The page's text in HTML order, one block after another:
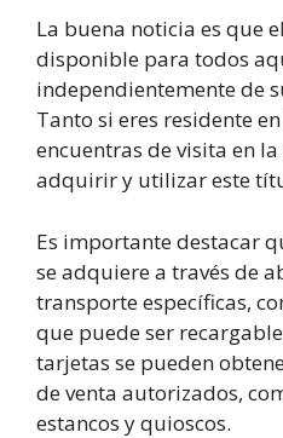
La buena noticia es que
disponible para todos
independientemente de
Tanto si eres residente
encuentras de visita en
adquirir y utilizar este
Es importante destacar
se adquiere a través de
transporte específicas,
que puede ser
tarjetas se pueden
de venta autorizados,
estancos y quioscos.